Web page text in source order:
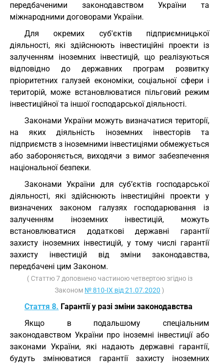
передбаченими законодавством України та
міжнародними договорами України.
Для окремих суб'єктів підприємницької
діяльності, які здійснюють інвестиційні проекти із
залученням іноземних інвестицій, що реалізуються
відповідно до державних програм розвитку
пріоритетних галузей економіки, соціальної сфери і
територій, може встановлюватися пільговий режим
інвестиційної та іншої господарської діяльності.
Законами України можуть визначатися території,
на яких діяльність іноземних інвесторів та
підприємств з іноземними інвестиціями обмежується
або забороняється, виходячи з вимог забезпечення
національної безпеки.
Законами України для суб’єктів господарської
діяльності, які здійснюють інвестиційні проекти у
визначених законом галузях господарювання із
залученням іноземних інвестицій, можуть
встановлюватися додаткові державні гарантії
захисту іноземних інвестицій, у тому числі гарантії
захисту інвестицій від зміни законодавства,
передбачені цим Законом.
( Статтю 7 доповнено частиною четвертою згідно із
Законом № 810-IX від 21.07.2020 )
Стаття 8. Гарантії у разі зміни законодавства
Якщо в подальшому спеціальним
законодавством України про іноземні інвестиції або
законами України, які надають державні гарантії,
будуть змінюватися гарантії захисту іноземних